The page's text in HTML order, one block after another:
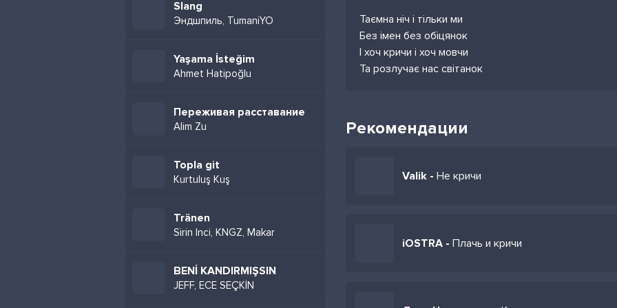
Slang
Эндшпиль, TumaniYO
Yaşama İsteğim
Ahmet Hatipoğlu
Переживая расставание
Alim Zu
Topla git
Kurtuluş Kuş
Tränen
Sirin Inci, KNGZ, Makar
BENİ KANDIRMIŞSIN
JEFF, ECE SEÇKİN
Таємна ніч і тільки ми
Без імен без обіцянок
І хоч кричи і хоч мовчи
Та розлучає нас світанок
Рекомендации
Valik - Не кричи
iOSTRA - Плачь и кричи